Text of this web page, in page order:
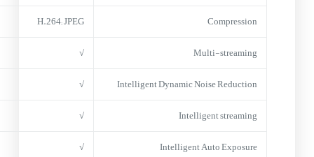
Compression
H.264; JPEG
Multi-streaming
√
Intelligent Dynamic Noise Reduction
√
Intelligent streaming
√
Intelligent Auto Exposure
√